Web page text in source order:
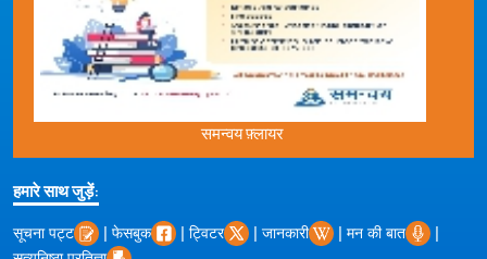
समन्वय फ़्लायर
हमारे साथ जुड़ें:
सूचना पट्ट | फेसबुक | ट्विटर | जानकारी | मन की बात |